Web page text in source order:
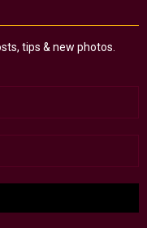
tips & new photos.